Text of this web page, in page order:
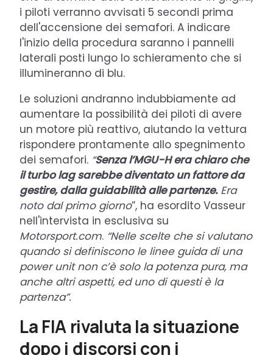
i piloti verranno avvisati 5 secondi prima
dell'accensione dei semafori. A indicare
l'inizio della procedura saranno i pannelli
laterali posti lungo lo schieramento che si
illumineranno di blu.
Le soluzioni andranno indubbiamente ad
aumentare la possibilità dei piloti di avere
un motore più reattivo, aiutando la vettura
rispondere prontamente allo spegnimento
dei semafori. “Senza l’MGU-H era chiaro che
il turbo lag sarebbe diventato un fattore da
gestire, dalla guidabilità alle partenze.Era
noto dal primo giorno”, ha esordito Vasseur
nell'intervista in esclusiva su
Motorsport.com. “Nelle scelte che si valutano
quando si definiscono le linee guida di una
power unit non c’è solo la potenza pura, ma
anche altri aspetti, ed uno di questi è la
partenza”.
La FIA rivaluta la situazione
dopo i discorsi con i